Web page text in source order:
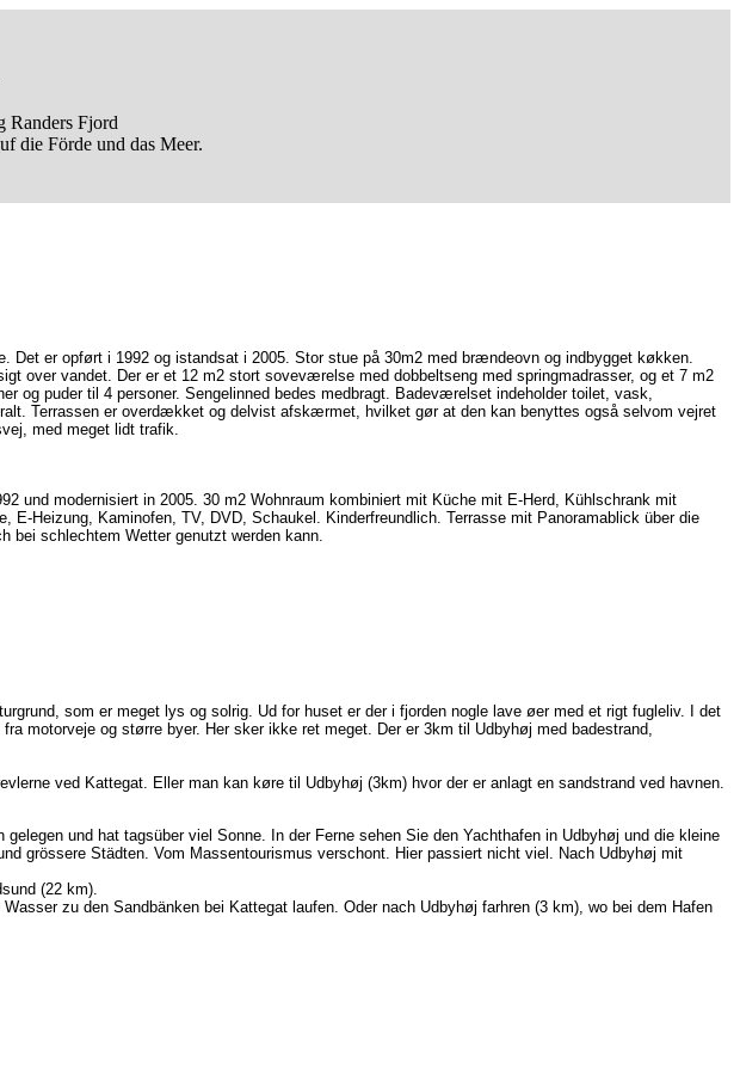
Randers Fjord
die Förde und das Meer.
er opført i 1992 og istandsat i 2005. Stor stue på 30m2 med brændeovn og indbygget køkken.
over vandet. Der er et 12 m2 stort soveværelse med dobbeltseng med springmadrasser, og et 7 m2
og puder til 4 personer. Sengelinned bedes medbragt. Badeværelset indeholder toilet, vask,
Terrassen er overdækket og delvist afskærmet, hvilket gør at den kan benyttes også selvom vejret
med meget lidt trafik.
und modernisiert in 2005. 30 m2 Wohnraum kombiniert mit Küche mit E-Herd, Kühlschrank mit
Heizung, Kaminofen, TV, DVD, Schaukel. Kinderfreundlich. Terrasse mit Panoramablick über die
bei schlechtem Wetter genutzt werden kann.
som er meget lys og solrig. Ud for huset er der i fjorden nogle lave øer med et rigt fugleliv. I det
motorveje og større byer. Her sker ikke ret meget. Der er 3km til Udbyhøj med badestrand,
ved Kattegat. Eller man kan køre til Udbyhøj (3km) hvor der er anlagt en sandstrand ved havnen.
und hat tagsüber viel Sonne. In der Ferne sehen Sie den Yachthafen in Udbyhøj und die kleine
grössere Städten. Vom Massentourismus verschont. Hier passiert nicht viel. Nach Udbyhøj mit
(22 km).
zu den Sandbänken bei Kattegat laufen. Oder nach Udbyhøj farhren (3 km), wo bei dem Hafen